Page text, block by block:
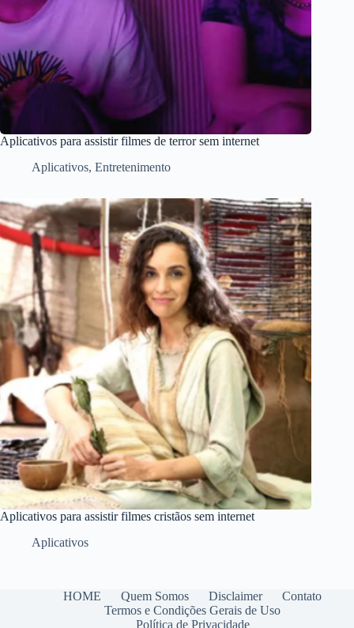
Aplicativos para assistir filmes de terror sem internet
Aplicativos, Entretenimento
Aplicativos para assistir filmes cristãos sem internet
Aplicativos
HOME Quem Somos Disclaimer
Contato
Termos e Condições Gerais de Uso
Política de Privacidade